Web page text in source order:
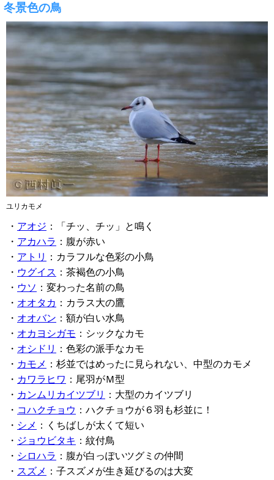
冬景色の鳥
・ アオジ ：「チッ、チッ」と鳴く
・ アカハラ ：腹が赤い
・ アトリ
：カラフルな色彩の小鳥
・ ウグイス ：茶褐色の小鳥
・ ウソ ：変わった名前の鳥
・ オオタカ ：カラス大の鷹
・ オオバン ：額が白い水鳥
・ オカヨシガモ ：シックなカモ
・ オシドリ
：色彩の派手なカモ
・ カモメ ：杉並ではめったに見られない、中型のカモメ
・ カワラヒワ ：尾羽がＭ型
・ カンムリカイツブリ
：大型のカイツブリ
・ コハクチョウ ：ハクチョウが６羽も杉並に！
・ シメ ：くちばしが太くて短い
・ ジョウビタキ ：紋付鳥
・ シロハラ ：腹が白っぽいツグミの仲間
・ スズメ ：子スズメが生き延びるのは大変
ユリカモメ